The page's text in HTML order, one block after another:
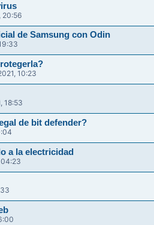
20:56
de Samsung con Odin
10:23
18:53
de bit defender?
a la electricidad
04:23